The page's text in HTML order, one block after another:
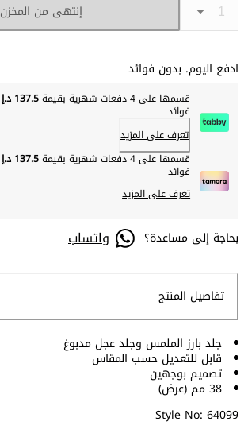
إنتهى من المخزن
ادفع اليوم. بدون فوائد
قسمها على 4 دفعات شهرية بقيمة 137.5 د.إ
فوائد
تعرف على المزيد
قسمها على 4 دفعات شهرية بقيمة
137.5 د.إ
فوائد
تعرف على المزيد
بحاجة إلى مساعدة؟ واتساب
تفاصيل المنتج
جلد بارز الملمس وجلد عجل مدبوغ
قابل للتعديل حسب المقاس
تصميم بوجهين
38 مم (عرض)
Style No: 64099